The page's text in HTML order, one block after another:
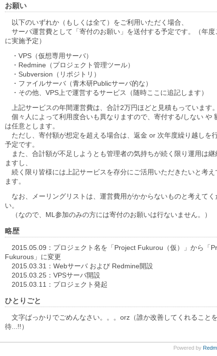
お願い
以下のいずれか（もしくは全て）をご利用いただく場合、
サーバ運営費として「寄付のお願い」を送付する予定です。（年度
に実施予定）
・VPS（仮想専用サーバ）
・Redmine（プロジェクト管理ツール）
・Subversion（リポジトリ）
・ファイルサーバ（青木研Publicサーバ的な）
・その他、VPS上で運営するサービス（随時ここに追記します）
上記サービスの年間運営費は、合計2万円ほどと見積もっています
個々人によって利用度合いも異なりますので、寄付する/しない や
は任意とします。
ただし、寄付額が想定を超える場合は、返金 or 次年度繰り越しを
予定です。
また、合計額が不足しようとも管理者の気持ちが続く限り運用は継
ますし、
続く限り皆様には上記サービスを存分にご活用いただきたいと考え
ます。
なお、メーリングリストは、運営費用がかからないものと考えてく
い。
（なので、ML参加のみの方には寄付のお願いは行ないません。）
略歴
2015.05.09：プロジェクト名を「Project Fukurou（仮）」から「
Fukurous」に変更
2015.03.31：Webサーバ および Redmine開設
2015.03.25：VPSサーバ開設
2015.03.11：プロジェクト発起
ひとりごと
文字ばっかりでごめんなさい。。。orz（誰か改善してくれること
待...!!）
Powered by